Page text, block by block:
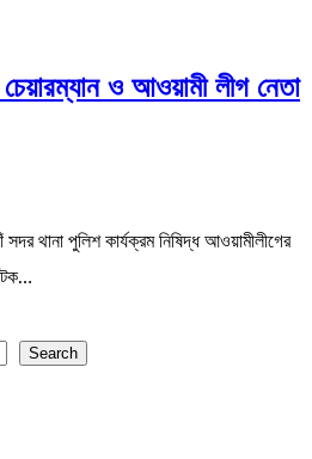
ও আওয়ামী লীগ নেতা
থানা পুলিশ কার্যক্রম নিষিদ্ধ আওয়ামীলীগের
Search